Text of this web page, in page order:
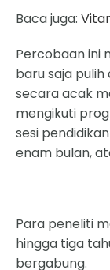
Baca juga:
Percobaan ini
baru saja
secara acak
mengikuti
sesi
enam bulan,
Para peneliti
hingga tiga
bergabung.